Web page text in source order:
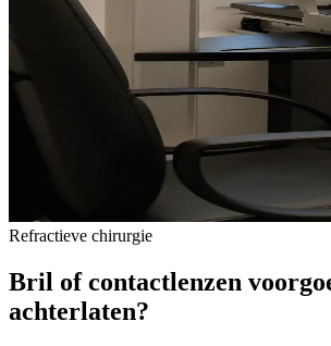
Refractieve chirurgie
Bril of contactlenzen
achterlaten?